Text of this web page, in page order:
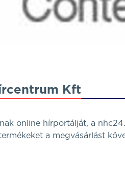
Kft
online hírportálját, a
a megvásárlást